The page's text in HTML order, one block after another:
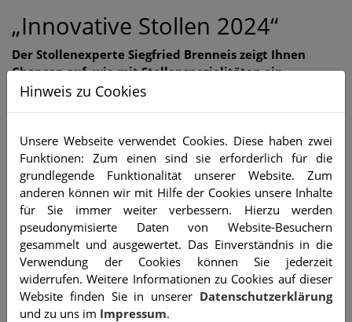
„Innovative Stollen 2024“
Der Stollenexperte Siegfried Brenneis zeigt Ihnen
Chancen auf, wie mit Stollenspezialitäten ein
lukratives Geschäft zu machen ist.
Mittwoch, 25.9.2024 von 8.30 Uhr bis 15.00 Uhr
Erleben Sie Siegfried Brenneis den Stollenexperte der
Backbranche. Seit über 30 Jahren bäckt er als
Produktionsleiter in einer handwerklichen Bäckerei im
Odenwald auf höchstem Niveau Christstollen. Er ist
mehrfacher Gewinner des Stollen-Zacharias-Awards und seit
Jahrzehnten für das Deutsche Brotinstitut als zertifizierter
Stollenprüfung im Einsatz.
Hinweis zu Cookies
Unsere Webseite verwendet Cookies. Diese haben zwei
Funktionen: Zum einen sind sie erforderlich für die
grundlegende Funktionalität unserer Website. Zum
anderen können wir mit Hilfe der Cookies unsere Inhalte
für Sie immer weiter verbessern. Hierzu werden
pseudonymisierte Daten von Website-Besuchern
gesammelt und ausgewertet. Das Einverständnis in die
Verwendung der Cookies können Sie jederzeit
widerrufen. Weitere Informationen zu Cookies auf dieser
Website finden Sie in unserer Datenschutzerklärung
und zu uns im Impressum.